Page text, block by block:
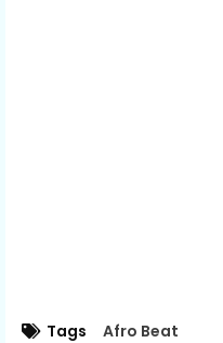
Tags Afro Beat